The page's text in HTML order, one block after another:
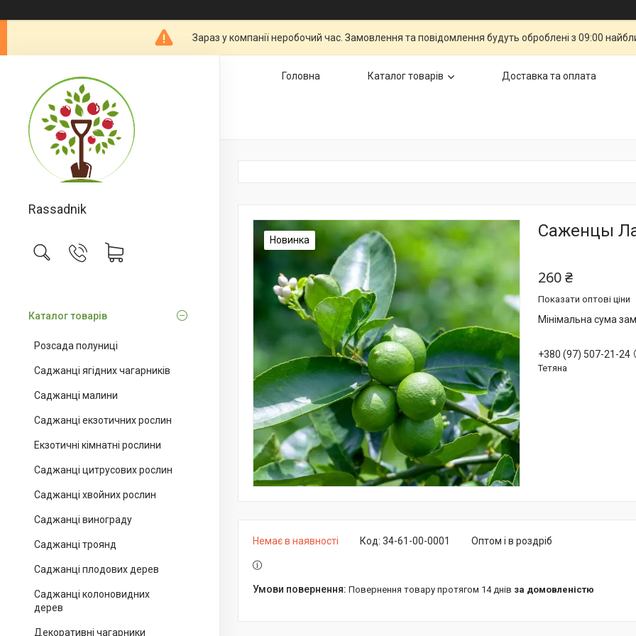
Зараз у компанії неробочий час. Замовлення та повідомлення будуть оброблені з 09:00
Rassadnik
Каталог товарів
Розсада полуниці
Саджанці ягідних чагарників
Саджанці малини
Саджанці екзотичних рослин
Екзотичні кімнатні рослини
Саджанці цитрусових рослин
Саджанці хвойних рослин
Саджанці винограду
Саджанці троянд
Саджанці плодових дерев
Саджанці колоновидних
дерев
Декоративні чагарники
Головна Каталог товарів Доставка та оплата
Новинка Саженцы
260 ₴
Показати оптові ціни
Мінімальна сума
+380 (97) 507-21-24
Тетяна
Немає в наявності Оптом і в роздріб
Код: 34-61-00-0001
повернення товару протягом 14 днів за домовленістю